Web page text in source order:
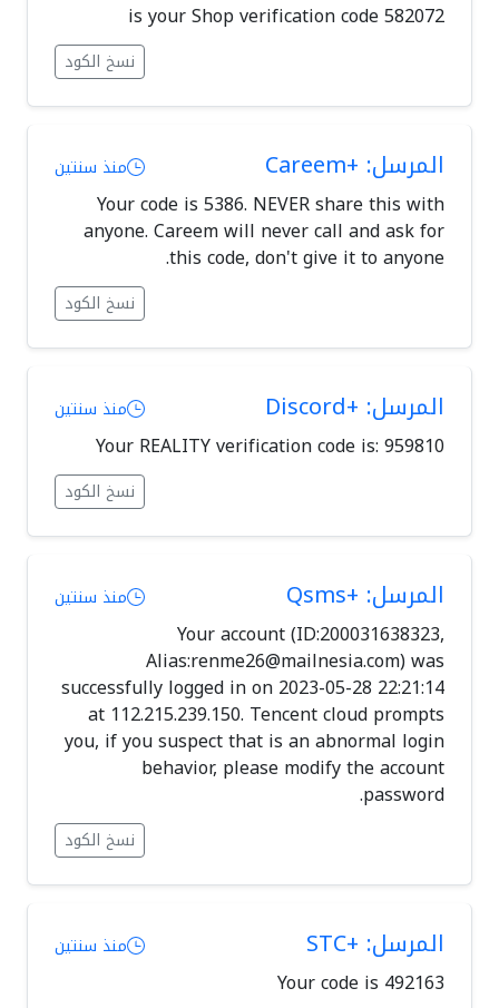
582072 is your Shop verification code
نسخ الكود
المرسل: +Careem منذ سنتين
Your code is 5386. NEVER share this with
anyone. Careem will never call and ask for
this code, don't give it to anyone.
نسخ الكود
المرسل: +Discord منذ سنتين
Your REALITY verification code is: 959810
نسخ الكود
المرسل: +Qsms منذ سنتين
Your account (ID:200031638323,
Alias:renme26@mailnesia.com) was
successfully logged in on 2023-05-28 22:21:14
at 112.215.239.150. Tencent cloud prompts
you, if you suspect that is an abnormal login
behavior, please modify the account
password.
نسخ الكود
المرسل: +STC منذ سنتين
Your code is 492163